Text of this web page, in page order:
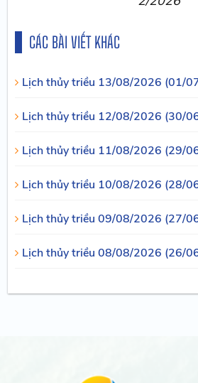
CÁC BÀI VIẾT KHÁC
Lịch thủy triều 13/08/2026 (01/
Lịch thủy triều 12/08/2026 (30/
Lịch thủy triều 11/08/2026 (29/
Lịch thủy triều 10/08/2026 (28/
Lịch thủy triều 09/08/2026 (27/
Lịch thủy triều 08/08/2026 (26/